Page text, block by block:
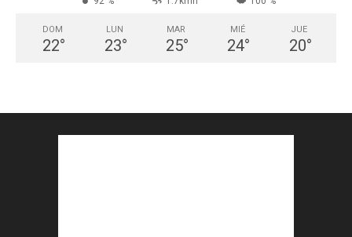
DOM
22°
LUN
23°
MAR
25°
MIÉ
24°
JUE
20°